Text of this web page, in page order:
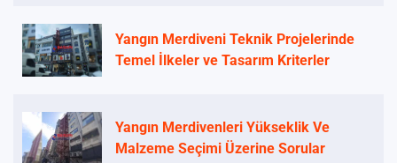
Yangın Merdiveni Teknik Projelerinde
Temel İlkeler ve Tasarım Kriterler
Yangın Merdivenleri Yükseklik Ve
Malzeme Seçimi Üzerine Sorular